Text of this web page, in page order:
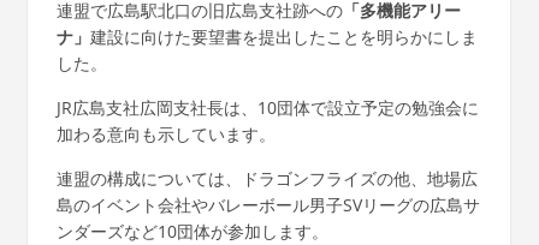
連盟で広島駅北口の旧広島支社跡への「多機能アリー
ナ」 建設に向けた要望書を提出したことを明らかにしま
した。
JR広島支社広岡支社長は、10団体で設立予定の勉強会に
加わる意向も示しています。
連盟の構成については、ドラゴンフライズの他、地場広
島のイベント会社やバレーボール男子SVリーグの広島サ
ンダーズなど10団体が参加します。